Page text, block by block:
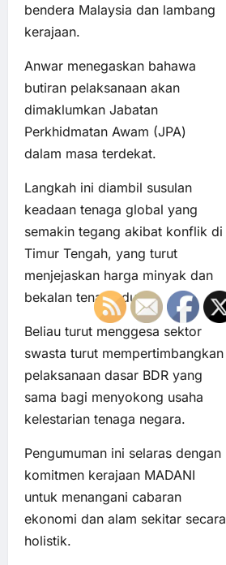
bendera Malaysia dan lambang
kerajaan.
Anwar menegaskan bahawa
butiran pelaksanaan akan
dimaklumkan Jabatan
Perkhidmatan Awam (JPA)
dalam masa terdekat.
Langkah ini diambil susulan
keadaan tenaga global yang
semakin tegang akibat konflik di
Timur Tengah, yang turut
menjejaskan harga minyak dan
bekalan tenaga dunia.
Beliau turut menggesa sektor
swasta turut mempertimbangkan
pelaksanaan dasar BDR yang
sama bagi menyokong usaha
kelestarian tenaga negara.
Pengumuman ini selaras dengan
komitmen kerajaan MADANI
untuk menangani cabaran
ekonomi dan alam sekitar secara
holistik.